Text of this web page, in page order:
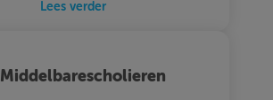
Lees verder
Middelbarescholieren